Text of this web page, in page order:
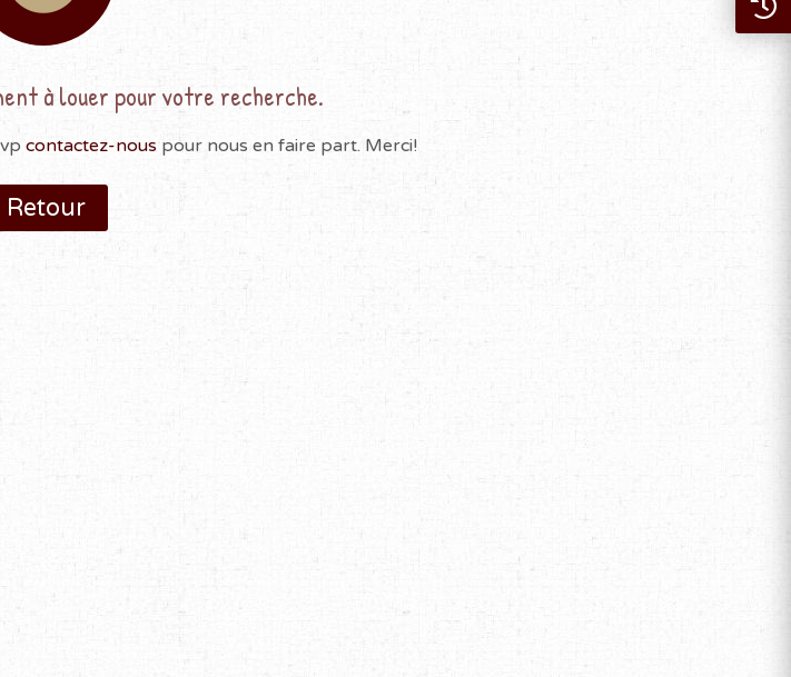
à louer pour votre recherche.
contactez-nouspour nous en faire part. Merci!
Retour